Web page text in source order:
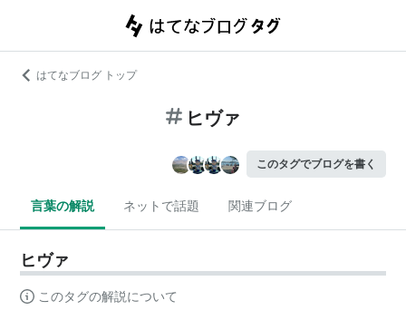
はてなブログ トップ
ヒヴァ
このタグでブログを書く
言葉の解説 ネットで話題 関連ブログ
ヒヴァ
このタグの解説について